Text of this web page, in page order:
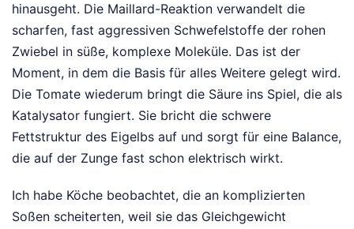
hinausgeht. Die Maillard-Reaktion verwandelt die
scharfen, fast aggressiven Schwefelstoffe der rohen
Zwiebel in süße, komplexe Moleküle. Das ist der
Moment, in dem die Basis für alles Weitere gelegt wird.
Die Tomate wiederum bringt die Säure ins Spiel, die als
Katalysator fungiert. Sie bricht die schwere
Fettstruktur des Eigelbs auf und sorgt für eine Balance,
die auf der Zunge fast schon elektrisch wirkt.
Ich habe Köche beobachtet, die an komplizierten
Soßen scheiterten, weil sie das Gleichgewicht